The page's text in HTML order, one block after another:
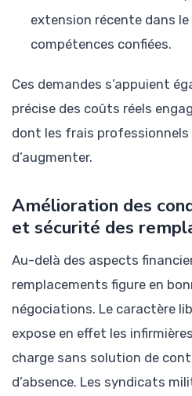
extension récente dans
compétences confiées.
Ces demandes s’appuient
précise des coûts réels
dont les frais professionnels
d’augmenter.
Amélioration des
et sécurité des
Au-delà des aspects
remplacements figure en
négociations. Le caractère
expose en effet les
charge sans solution de
d’absence. Les syndicats